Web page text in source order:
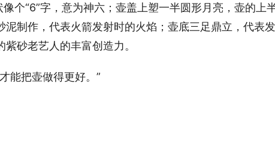
个“6”字，意为神六；壶盖上塑一半圆形月亮，壶的上
制作，代表火箭发射时的火焰；壶底三足鼎立，代表
砂老艺人的丰富创造力。
把壶做得更好。”